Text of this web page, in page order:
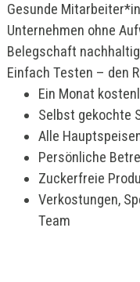
Gesunde
Unternehmen ohne
Belegschaft
Einfach Testen – den
Ein Monat
Selbst gekochte
Alle
Persönliche
Zuckerfreie
Verkostungen,
Team